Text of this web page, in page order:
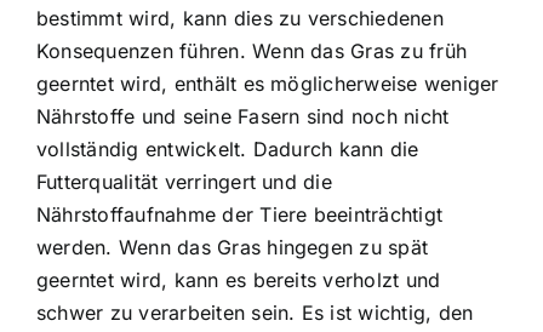
bestimmt wird, kann dies zu verschiedenen
Konsequenzen führen. Wenn das Gras zu früh
geerntet wird, enthält es möglicherweise weniger
Nährstoffe und seine Fasern sind noch nicht
vollständig entwickelt. Dadurch kann die
Futterqualität verringert und die
Nährstoffaufnahme der Tiere beeinträchtigt
werden. Wenn das Gras hingegen zu spät
geerntet wird, kann es bereits verholzt und
schwer zu verarbeiten sein. Es ist wichtig, den